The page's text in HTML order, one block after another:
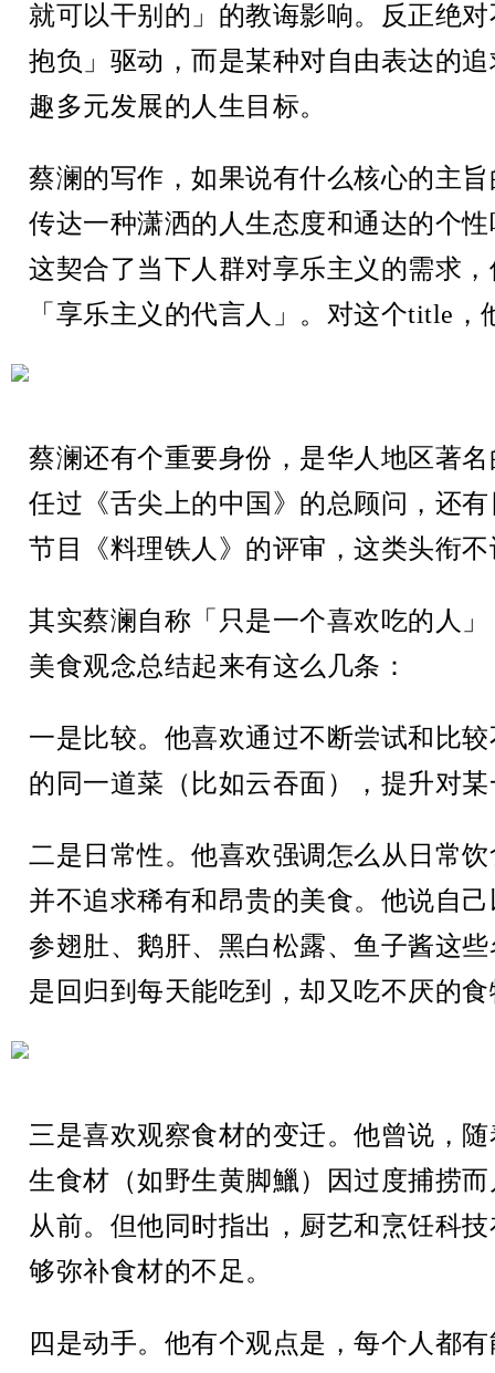
就可以干别的」的教诲影响。反正绝
抱负」驱动，而是某种对自由表达的
趣多元发展的人生目标。
蔡澜的写作，如果说有什么核心的主
传达一种潇洒的人生态度和通达的个
这契合了当下人群对享乐主义的需求
「享乐主义的代言人」。对这个title
蔡澜还有个重要身份，是华人地区著
任过《舌尖上的中国》的总顾问，还
节目《料理铁人》的评审，这类头衔
其实蔡澜自称「只是一个喜欢吃的人
美食观念总结起来有这么几条：
一是比较。他喜欢通过不断尝试和比
的同一道菜（比如云吞面），提升对
二是日常性。他喜欢强调怎么从日常
并不追求稀有和昂贵的美食。他说自
参翅肚、鹅肝、黑白松露、鱼子酱这
是回归到每天能吃到，却又吃不厌的
三是喜欢观察食材的变迁。他曾说，
生食材（如野生黄脚鱲）因过度捕捞
从前。但他同时指出，厨艺和烹饪科
够弥补食材的不足。
四是动手。他有个观点是，每个人都